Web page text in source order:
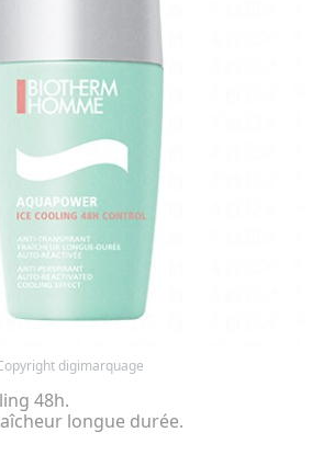
digimarquage
48h.
longue durée.